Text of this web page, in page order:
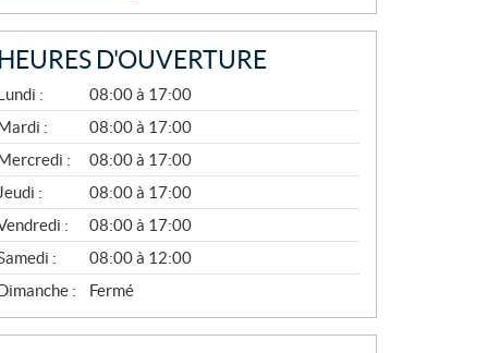
HEURES D'OUVERTURE
:
08:00 à 17:00
:
08:00 à 17:00
:
08:00 à 17:00
Jeudi :
08:00 à 17:00
:
08:00 à 17:00
:
08:00 à 12:00
:
Fermé